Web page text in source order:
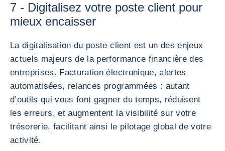
7 - Digitalisez votre poste client pour
mieux encaisser
La digitalisation du poste client est un des enjeux
actuels majeurs de la performance financière des
entreprises. Facturation électronique, alertes
automatisées, relances programmées : autant
d’outils qui vous font gagner du temps, réduisent
les erreurs, et augmentent la visibilité sur votre
trésorerie, facilitant ainsi le pilotage global de votre
activité.